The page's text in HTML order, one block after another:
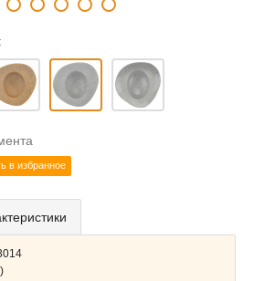
в избранное